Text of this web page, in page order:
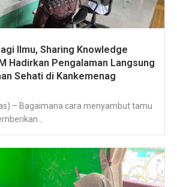
Ilmu, Sharing Knowledge
Hadirkan Pengalaman Langsung
Sehati di Kankemenag
– Bagaimana cara menyambut tamu